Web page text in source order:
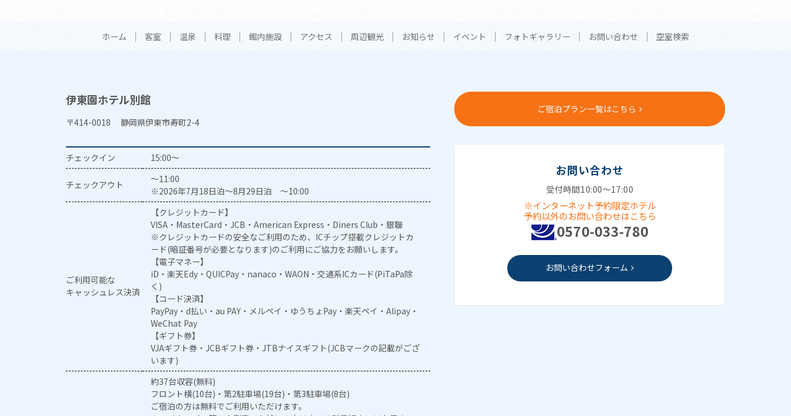
ホーム 客室 温泉 料理 館内施設 アクセス 周辺観光 お知らせ イベント フォトギャラリー お問い合わせ 空室検索
伊東園ホテル別館
〒414-0018 静岡県伊東市寿町2-4
チェックイン 15:00～
チェックアウト
～11:00
※2026年7月18日泊～8月29日泊 ～10:00
ご利用可能な
キャッシュレス決済
【クレジットカード】
VISA・MasterCard・JCB・American Express・Diners Club・銀聯
※クレジットカードの安全なご利用のため、ICチップ搭載クレジットカ
ード(暗証番号が必要となります)のご利用にご協力をお願いします。
【電子マネー】
iD・楽天Edy・QUICPay・nanaco・WAON・交通系ICカード(PiTaPa除
く)
【コード決済】
PayPay・d払い・au PAY・メルペイ・ゆうちょPay・楽天ペイ・Alipay・
WeChat Pay
【ギフト券】
VJAギフト券・JCBギフト券・JTBナイスギフト(JCBマークの記載がござ
います)
約37台収容(無料)
フロント横(10台)・第2駐車場(19台)・第3駐車場(8台)
ご宿泊の方は無料でご利用いただけます。
ご宿泊プラン一覧はこちら
お問い合わせ
受付時間10:00～17:00
※インターネット予約限定ホテル
予約以外のお問い合わせはこちら
0570-033-780
お問い合わせフォーム